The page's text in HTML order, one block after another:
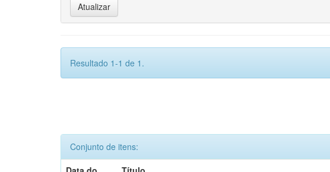
Resultado 1-1 de 1.
Conjunto de itens: